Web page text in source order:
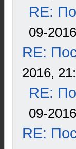
RE:
09-
RE:
2016,
RE:
09-
RE: